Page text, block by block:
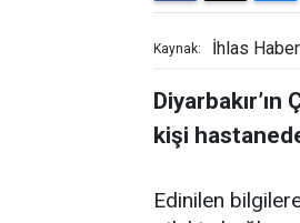
Kaynak: İhlas
kişi
Edinilen